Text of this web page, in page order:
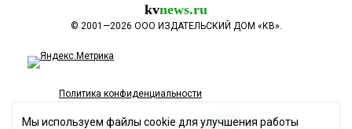
kvnews.ru
© 2001—2026 ООО ИЗДАТЕЛЬСКИЙ ДОМ «КВ».
Политика конфиденциальности
Мы используем файлы cookie для улучшения работы